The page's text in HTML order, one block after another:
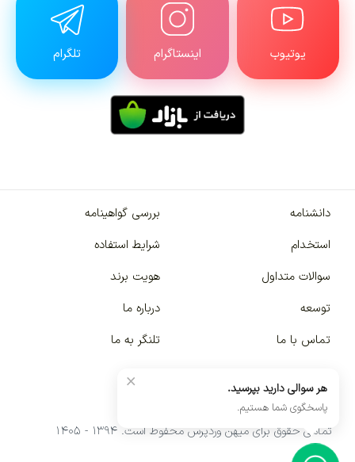
یوتیوب اینستاگرام تلگرام
دانشنامه
بررسی گواهینامه
استخدام
شرایط استفاده
سوالات متداول
هویت برند
توسعه
درباره ما
تماس با ما
تلنگر به ما
تمامی حقوق برای میهن وردپرس محفوظ است. ۱۳۹۴ - ۱۴۰۵
× هر سوالی دارید بپرسید.
پاسخگوی شما هستیم.